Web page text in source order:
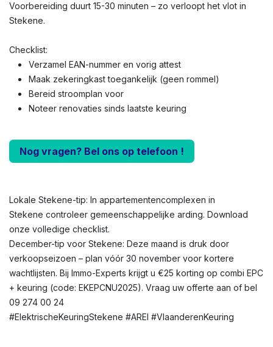
Voorbereiding duurt 15-30 minuten – zo verloopt het vlot in
Stekene.
Checklist:
Verzamel EAN-nummer en vorig attest
Maak zekeringkast toegankelijk (geen rommel)
Bereid stroomplan voor
Noteer renovaties sinds laatste keuring
Nog vragen? Bel ons op telefoon !
Lokale Stekene-tip: In appartementencomplexen in
Stekene controleer gemeenschappelijke arding. Download
onze volledige checklist.
December-tip voor Stekene: Deze maand is druk door
verkoopseizoen – plan vóór 30 november voor kortere
wachtlijsten. Bij Immo-Experts krijgt u €25 korting op combi EPC
+ keuring (code: EKEPCNU2025). Vraag uw offerte aan of bel
09 274 00 24
#ElektrischeKeuringStekene #AREI #VlaanderenKeuring